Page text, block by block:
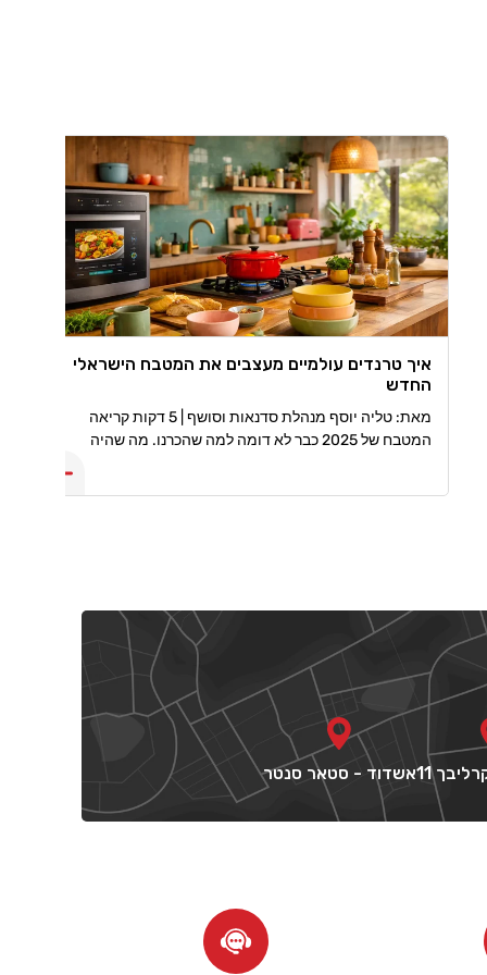
איך טרנדים עולמיים מעצבים את המטבח הישראלי
החדש
מאת: טליה יוסף מנהלת סדנאות וסושף | 5 דקות קריאה
המטבח של 2025 כבר לא דומה למה שהכרנו. מה שהיה
11 אשדוד - סטאר סנטר